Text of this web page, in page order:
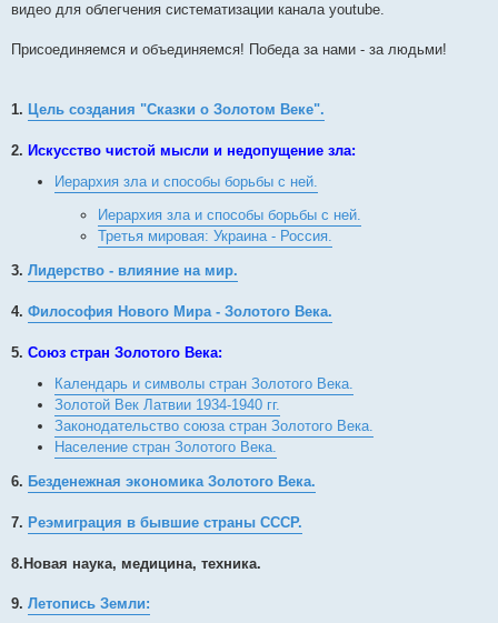
видео для облегчения систематизации канала youtube.
Присоединяемся и объединяемся! Победа за нами - за людьми!
1. Цель создания "Сказки о Золотом Веке".
2. Искусство чистой мысли и недопущение зла:
Иерархия зла и способы борьбы с ней.
Иерархия зла и способы борьбы с ней.
Третья мировая: Украина - Россия.
3. Лидерство - влияние на мир.
4. Философия Нового Мира - Золотого Века.
5. Cоюз стран Золотого Века:
Календарь и символы стран Золотого Века.
Золотой Век Латвии 1934-1940 гг.
Законодательство союза стран Золотого Века.
Население стран Золотого Века.
6. Безденежная экономика Золотого Века.
7. Реэмиграция в бывшие страны СССР.
8.Новая наука, медицина, техника.
9. Летопись Земли: